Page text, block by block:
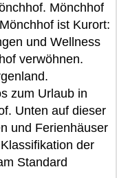
Mönchhof
ist Kurort:
und Wellness
verwöhnen.
zum Urlaub in
Unten auf dieser
und Ferienhäuser
der
Standard